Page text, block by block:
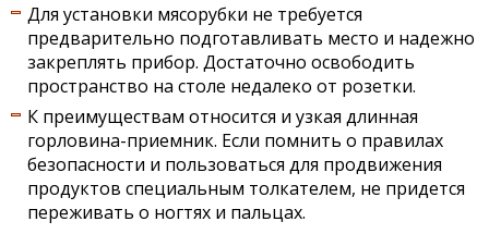
Для установки мясорубки не требуется
предварительно подготавливать место и надежно
закреплять прибор. Достаточно освободить
пространство на столе недалеко от розетки.
К преимуществам относится и узкая длинная
горловина-приемник. Если помнить о правилах
безопасности и пользоваться для продвижения
продуктов специальным толкателем, не придется
переживать о ногтях и пальцах.